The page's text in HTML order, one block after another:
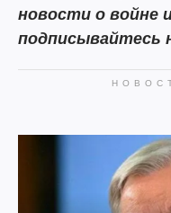
новости о войне
подписывайтесь